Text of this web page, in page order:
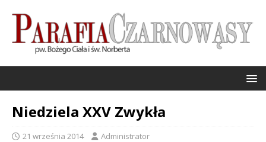
Niedziela XXV Zwykła
21 września 2014 Administrator